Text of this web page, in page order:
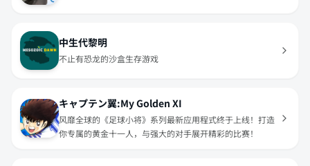
中生代黎明
不止有恐龙的沙盒生存游戏
キャプテン翼:My Golden XI
风靡全球的《足球小将》系列最新应用程式终于上线！打造
你专属的黄金十一人，与强大的对手展开精彩的比赛！